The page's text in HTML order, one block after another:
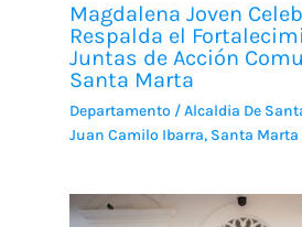
Magdalena Joven
Respalda el
Juntas de Acción
Santa Marta
Departamento /Alcaldia De
Juan Camilo Ibarra, Santa Marta